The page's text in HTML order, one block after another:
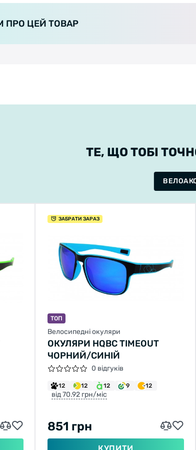
ПРО ЦЕЙ ТОВАР
ТЕ, ЩО ТОБІ
ЗАБРАТИ ЗАРАЗ
ТОП
Велосипедні окуляри
ОКУЛЯРИ HQBC TIMEOUT
ЧОРНИЙ/СИНІЙ
0 відгуків
12 12 12 9 12
від 70.92 грн/міс
851 грн
КУПИТИ